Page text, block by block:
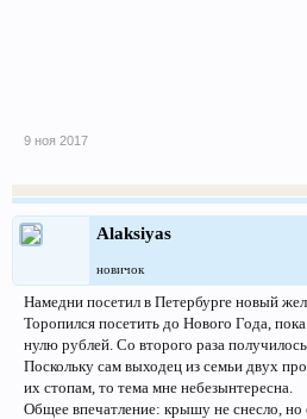
9 ноя 2017
Alaksiyas
новичок
Намедни посетил в Петербурге новый
Торопился посетить до Нового Года,
нулю рублей. Со второго раза
Поскольку сам выходец из семьи двух
их стопам, то тема мне небезынтересна.
Общее впечатление: крышу не снесло,